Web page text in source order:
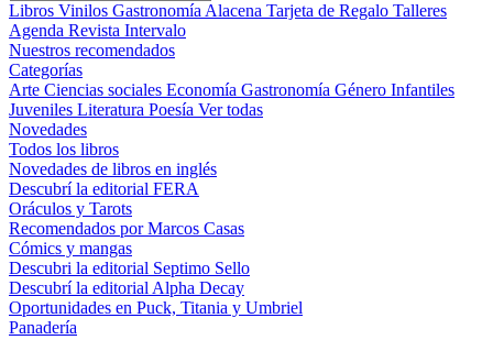
Libros Vinilos Gastronomía Alacena Tarjeta de Regalo Talleres
Agenda Revista Intervalo
Nuestros recomendados
Categorías
Arte Ciencias sociales Economía Gastronomía Género Infantiles
Juveniles Literatura Poesía Ver todas
Novedades
Todos los libros
Novedades de libros en inglés
Descubrí la editorial FERA
Oráculos y Tarots
Recomendados por Marcos Casas
Cómics y mangas
Descubri la editorial Septimo Sello
Descubrí la editorial Alpha Decay
Oportunidades en Puck, Titania y Umbriel
Panadería